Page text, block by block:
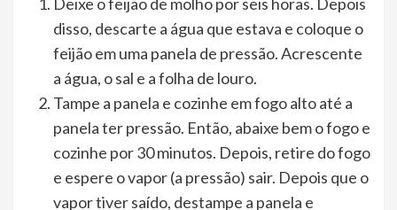
disso, descarte a água que estava e coloque o
feijão em uma panela de pressão. Acrescente
a água, o sal e a folha de louro.
Tampe a panela e cozinhe em fogo alto até a
panela ter pressão. Então, abaixe bem o fogo e
cozinhe por 30 minutos. Depois, retire do fogo
e espere o vapor (a pressão) sair. Depois que o
vapor tiver saído, destampe a panela e